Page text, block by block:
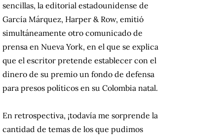
sencillas, la editorial estadounidense de
García Márquez, Harper & Row, emitió
simultáneamente otro comunicado de
prensa en Nueva York, en el que se explica
que el escritor pretende establecer con el
dinero de su premio un fondo de defensa
para presos políticos en su Colombia natal.
En retrospectiva, ¡todavía me sorprende la
cantidad de temas de los que pudimos